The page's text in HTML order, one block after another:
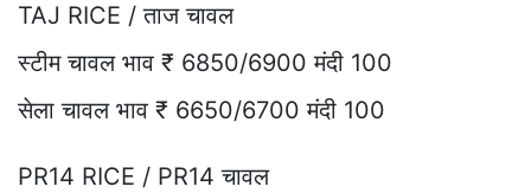
TAJ RICE / ताज चावल
स्टीम चावल भाव ₹ 6850/6900 मंदी 100
सेला चावल भाव ₹ 6650/6700 मंदी 100
PR14 RICE / PR14 चावल